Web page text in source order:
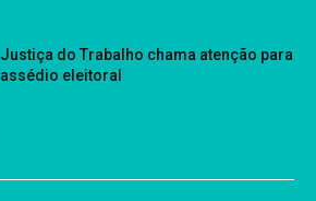
Justiça do Trabalho chama atenção para
assédio eleitoral